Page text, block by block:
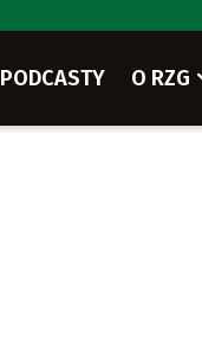
PODCASTY O RZG